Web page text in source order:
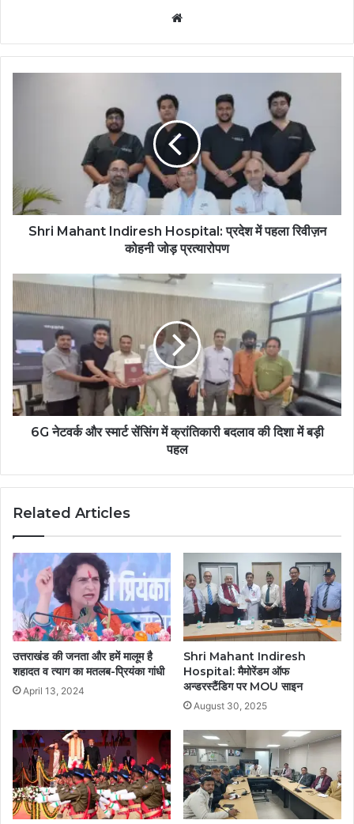
Shri Mahant Indiresh Hospital: प्रदेश में पहला रिवीज़न
कोहनी जोड़ प्रत्यारोपण
6G नेटवर्क और स्मार्ट सेंसिंग में क्रांतिकारी बदलाव की दिशा में बड़ी
पहल
Related Articles
उत्तराखंड की जनता और हमें मालूम है
शहादत व त्याग का मतलब-प्रियंका गांधी
April 13, 2024
Shri Mahant Indiresh
Hospital: मैमोरेंडम ऑफ
अन्डरस्टैंडिग पर MOU साइन
August 30, 2025